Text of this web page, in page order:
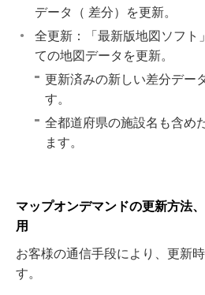
データ（ 差分）を更新。
全更新：「最新版地図ソフト
ての地図データを更新。
更新済みの新しい差分デー
す。
全都道府県の施設名も含め
ます。
マップオンデマンドの更新方法
用
お客様の通信手段により、更新
す。